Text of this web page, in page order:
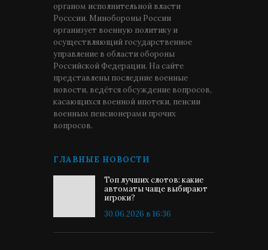
органом исполнительной власти
Росссии. Минобороны России
организует военную политику и
осуществляющий государственное
управление в области обороны
Российской Федерации. На сайте
представлены последние военные
новости, ведётся обсуждение вопросов,
касающихся военной ипотеки, пенсии
военным пенсионерами прочих
вопросов.
ГЛАВНЫЕ НОВОСТИ
Топ лучших слотов: какие
автоматы чаще выбирают
игроки?
30.06.2026 в 16:36